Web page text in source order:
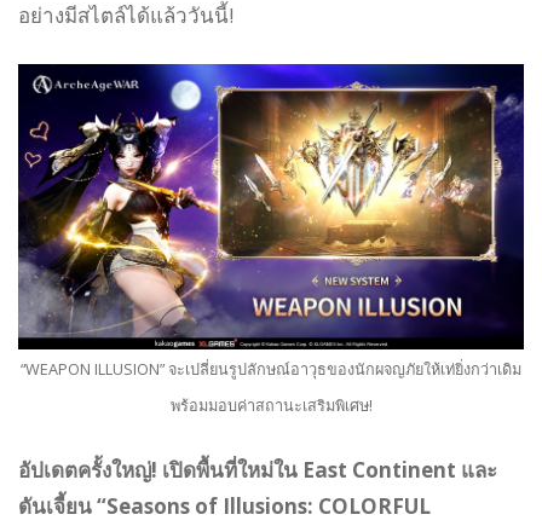
อย่างมีสไตล์ได้แล้ววันนี้!
“WEAPON ILLUSION” จะเปลี่ยนรูปลักษณ์อาวุธของนักผจญภัยให้เท่ยิ่งกว่าเดิม
พร้อมมอบค่าสถานะเสริมพิเศษ!
อัปเดตครั้งใหญ่! เปิดพื้นที่ใหม่ใน East Continent และ
ดันเจี้ยน “Seasons of Illusions: COLORFUL